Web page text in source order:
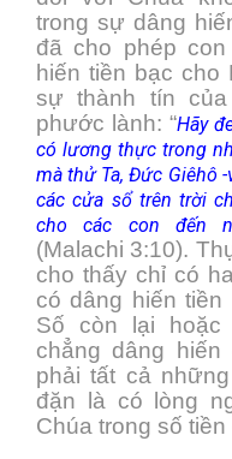
trong sự dâng
đã cho phép
hiến tiền bạc cho
sự thành tín
phước lành: “Hãy
có lương thực trong
mà thử Ta, Đức Giêhô
các cửa sổ trên trời
cho các con đến
(Malachi 3:10).
cho thấy chỉ có
có dâng hiến
Số còn lại hoặc
chẳng dâng
phải tất cả
đặn là có lòng
Chúa trong số